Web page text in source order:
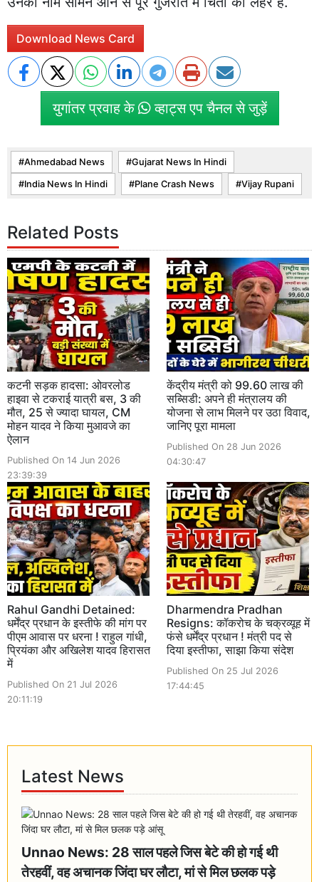
Download News Card
युगांतर प्रवाह के व्हाट्स एप चैनल से जुड़ें
Ahmedabad News Gujarat News In Hindi
India News In Hindi Plane Crash News Vijay Rupani
Related Posts
कटनी सड़क हादसा: ओवरलोड
हाइवा से टकराई यात्री बस, 3 की
मौत, 25 से ज्यादा घायल, CM
मोहन यादव ने किया मुआवजे का
ऐलान
Published On 14 Jun 2026
23:39:39
केंद्रीय मंत्री को 99.60 लाख की
सब्सिडी: अपने ही मंत्रालय की
योजना से लाभ मिलने पर उठा विवाद,
जानिए पूरा मामला
Published On 28 Jun 2026
04:30:47
Rahul Gandhi Detained:
धर्मेंद्र प्रधान के इस्तीफे की मांग पर
पीएम आवास पर धरना ! राहुल गांधी,
प्रियंका और अखिलेश यादव हिरासत
में
Published On 21 Jul 2026
20:11:19
Dharmendra Pradhan
Resigns: कॉकरोच के चक्रव्यूह में
फंसे धर्मेंद्र प्रधान ! मंत्री पद से
दिया इस्तीफा, साझा किया संदेश
Published On 25 Jul 2026
17:44:45
Latest News
Unnao News: 28 साल पहले जिस बेटे की हो गई थी
तेरहवीं, वह अचानक जिंदा घर लौटा, मां से मिल छलक पड़े